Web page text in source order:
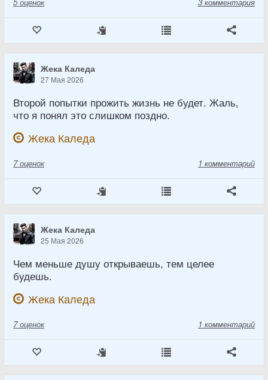
Жека Каледа
27 Мая 2026
Второй попытки прожить жизнь не будет. Жаль,
что я понял это слишком поздно.
Жека Каледа
7 оценок 1 комментарий
Жека Каледа
25 Мая 2026
Чем меньше душу открываешь, тем целее
будешь.
Жека Каледа
7 оценок 1 комментарий